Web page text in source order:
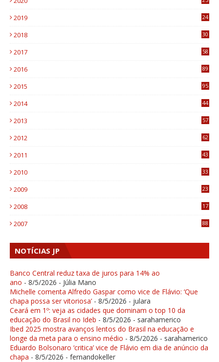
2019
24
2018
30
2017
58
2016
89
2015
95
2014
44
2013
57
2012
62
2011
43
2010
33
2009
23
2008
17
2007 88
NOTÍCIAS JP
Banco Central reduz taxa de juros para 14% ao
ano - 8/5/2026 - Júlia Mano
Michelle comenta Alfredo Gaspar como vice de Flávio: ‘Que
chapa possa ser vitoriosa’ - 8/5/2026 - julara
Ceará em 1º: veja as cidades que dominam o top 10 da
educação do Brasil no Ideb - 8/5/2026 - sarahamerico
Ibed 2025 mostra avanços lentos do Brasil na educação e
longe da meta para o ensino médio - 8/5/2026 - sarahamerico
Eduardo Bolsonaro ‘critica’ vice de Flávio em dia de anúncio da
chapa - 8/5/2026 - fernandokeller